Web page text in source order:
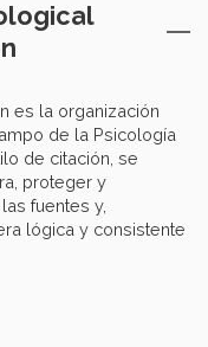
es la organización
de la Psicología
de citación, se
proteger y
fuentes y,
lógica y consistente